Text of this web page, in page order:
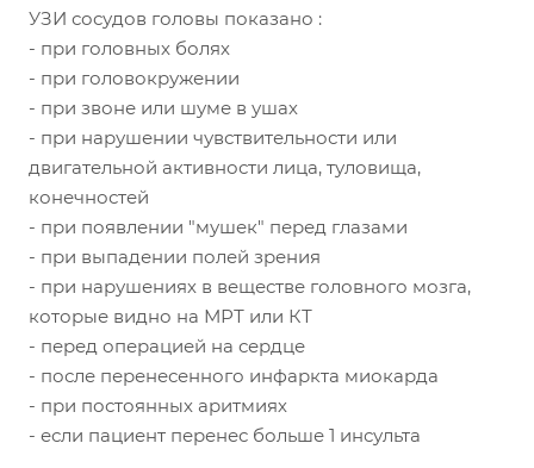
УЗИ сосудов головы показано :
- при головных болях
- при головокружении
- при звоне или шуме в ушах
- при нарушении чувствительности или
двигательной активности лица, туловища,
конечностей
- при появлении "мушек" перед глазами
- при выпадении полей зрения
- при нарушениях в веществе головного мозга,
которые видно на МРТ или КТ
- перед операцией на сердце
- после перенесенного инфаркта миокарда
- при постоянных аритмиях
- если пациент перенес больше 1 инсульта